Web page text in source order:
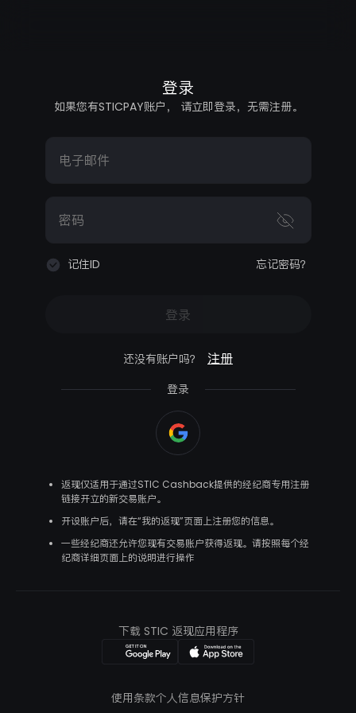
登录
如果您有STICPAY账户， 请立即登录，无需注册。
电子邮件
密码
记住ID 忘记密码？
登录
还没有账户吗？ 注册
登录
返现仅适用于通过STIC Cashback提供的经纪商专用注册
链接开立的新交易账户。
开设账户后，请在“我的返现”页面上注册您的信息。
一些经纪商还允许您现有交易账户获得返现。请按照每个经
纪商详细页面上的说明进行操作
使用条款个人信息保护方针
下载 STIC 返现应用程序